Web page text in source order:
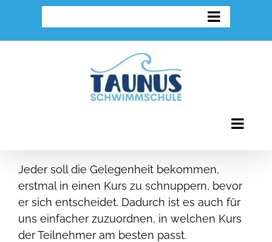
springen
Jeder soll die Gelegenheit bekommen,
erstmal in einen Kurs zu schnuppern, bevor
er sich entscheidet. Dadurch ist es auch für
uns einfacher zuzuordnen, in welchen Kurs
der Teilnehmer am besten passt.